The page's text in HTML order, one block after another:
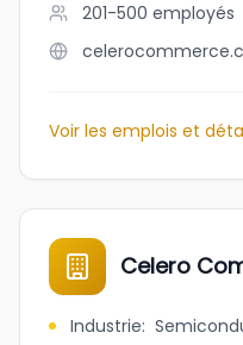
201-500 employés
Voir les emplois et
Celero
Industrie: